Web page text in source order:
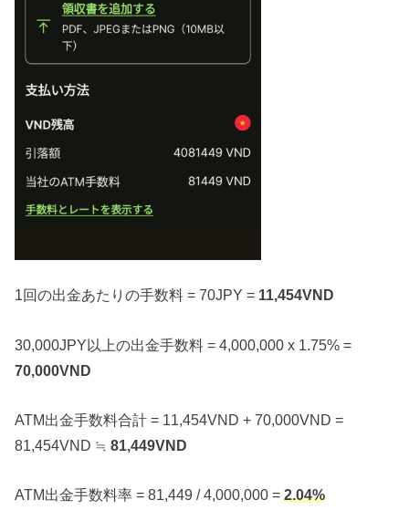
1回の出金あたりの手数料 = 70JPY = 11,454VND
30,000JPY以上の出金手数料 = 4,000,000 x 1.75% =
70,000VND
ATM出金手数料合計 = 11,454VND + 70,000VND =
81,454VND ≒81,449VND
ATM出金手数料率 = 81,449 / 4,000,000 =2.04%